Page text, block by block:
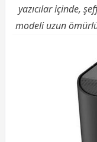
yazıcılar içinde,
modeli uzun